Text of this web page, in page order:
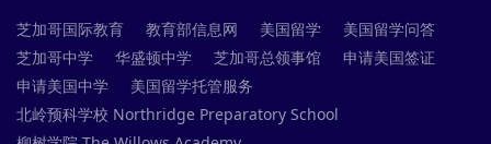
芝加哥国际教育
教育部信息网 美国留学
美国留学问答
芝加哥中学
华盛顿中学 芝加哥总领事馆
申请美国签证
申请美国中学
美国留学托管服务
北岭预科学校 Northridge Preparatory School